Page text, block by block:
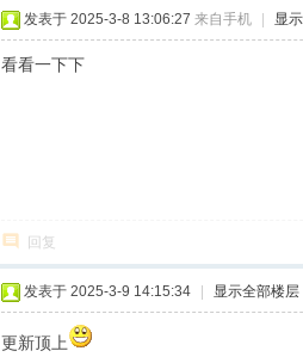
发表于 2025-3-8 13:06:27 来自手机 显
看看一下下
回复
发表于 2025-3-9 14:15:34 显示全部楼层
更新顶上